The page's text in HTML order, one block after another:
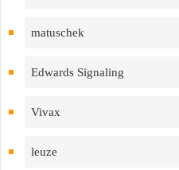
matuschek
Edwards Signaling
Vivax
leuze